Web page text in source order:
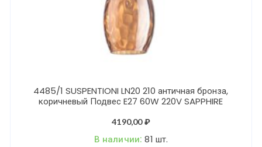
4485/1 SUSPENTIONI LN20 210 античная бронза,
коричневый Подвес E27 60W 220V SAPPHIRE
4190,00₽
В наличии:81 шт.